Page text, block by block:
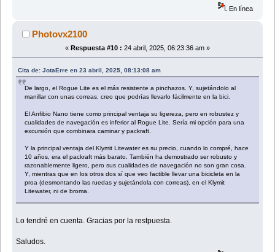
En línea
Photovx2100
« Respuesta #10 : 24 abril, 2025, 06:23:36 am »
Cita de: JotaErre en 23 abril, 2025, 08:13:08 am
De largo, el Rogue Lite es el más resistente a pinchazos. Y, sujetándolo al
manillar con unas correas, creo que podrías llevarlo fácilmente en la bici.
El Anfibio Nano tiene como principal ventaja su ligereza, pero en robustez y
cualidades de navegación es inferior al Rogue Lite. Sería mi opción para una
excursión que combinara caminar y packraft.
Y la principal ventaja del Klymit Litewater es su precio, cuando lo compré, hace
10 años, era el packraft más barato. También ha demostrado ser robusto y
razonablemente ligero, pero sus cualidades de navegación no son gran cosa.
Y, mientras que en los otros dos sí que veo factible llevar una bicicleta en la
proa (desmontando las ruedas y sujetándola con correas), en el Klymit
Litewater, ni de broma.
Lo tendré en cuenta. Gracias por la restpuesta.
Saludos.